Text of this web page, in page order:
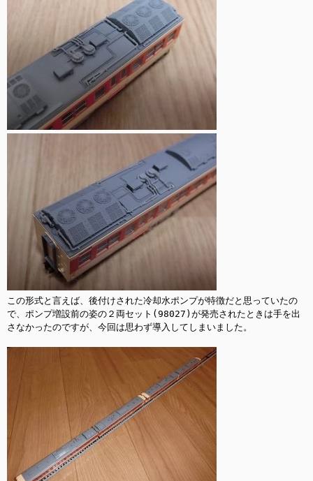
この形式と言えば、後付けされた冷却水ポンプが特徴だと思っていたの
で、ポンプ増設前の姿の２両セット(98027)が発売されたときは手を出
さなかったのですが、今回は思わず導入してしまいました。